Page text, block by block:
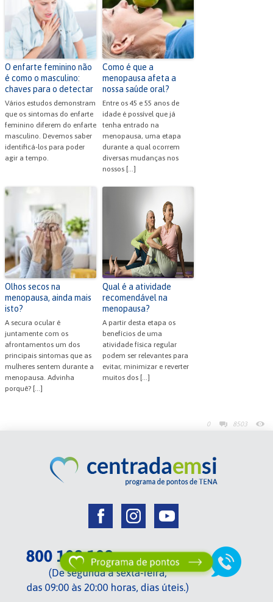
0 8503
O enfarte feminino não
é como o masculino:
chaves para o detectar
Vários estudos demonstram
que os sintomas do enfarte
feminino diferem do enfarte
masculino. Devemos saber
identificá-los para poder
agir a tempo.
Como é que a
menopausa afeta a
nossa saúde oral?
Entre os 45 e 55 anos de
idade é possível que já
tenha entrado na
menopausa, uma etapa
durante a qual ocorrem
diversas mudanças nos
nossos […]
Olhos secos na
menopausa, ainda mais
isto?
A secura ocular é
juntamente com os
afrontamentos um dos
principais sintomas que as
mulheres sentem durante a
menopausa. Advinha
porquê? […]
Qual é a atividade
recomendável na
menopausa?
A partir desta etapa os
benefícios de uma
atividade física regular
podem ser relevantes para
evitar, minimizar e reverter
muitos dos […]